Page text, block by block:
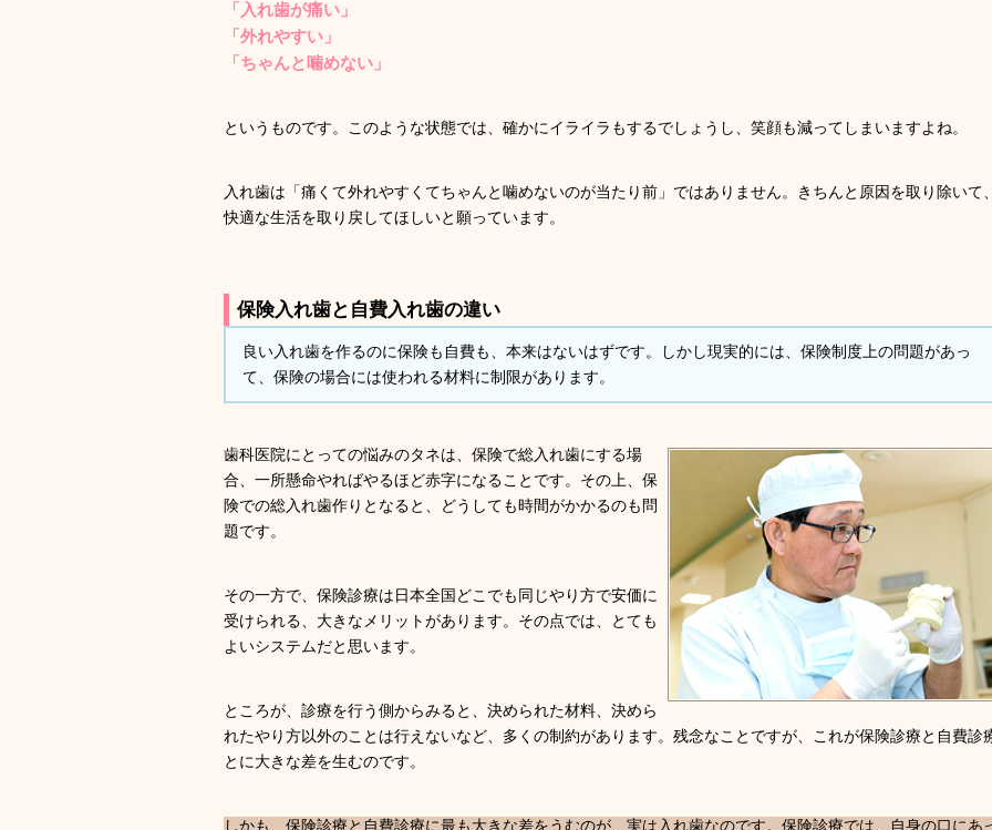
「入れ歯が痛い」
「外れやすい」
「ちゃんと噛めない」
というものです。このような状態では、確かにイライラもするでしょうし、笑顔も減ってしまいますよね。
入れ歯は「痛くて外れやすくてちゃんと噛めないのが当たり前」ではありません。きちんと原因を取り除いて
快適な生活を取り戻してほしいと願っています。
保険入れ歯と自費入れ歯の違い
良い入れ歯を作るのに保険も自費も、本来はないはずです。しかし現実的には、保険制度上の問題があっ
て、保険の場合には使われる材料に制限があります。
歯科医院にとっての悩みのタネは、保険で総入れ歯にする場
合、一所懸命やればやるほど赤字になることです。その上、保
険での総入れ歯作りとなると、どうしても時間がかかるのも問
題です。
その一方で、保険診療は日本全国どこでも同じやり方で安価に
受けられる、大きなメリットがあります。その点では、とても
よいシステムだと思います。
ところが、診療を行う側からみると、決められた材料、決めら
れたやり方以外のことは行えないなど、多くの制約があります。残念なことですが、これが保険診療と自費診
とに大きな差を生むのです。
しかも、保険診療と自費診療に最も大きな差をうむのが、実は入れ歯なのです。保険診療では、自身の口にあ